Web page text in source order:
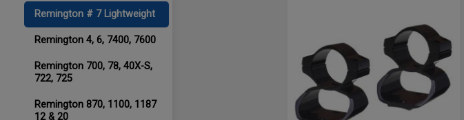
Remington # 7 Lightweight
Remington 4, 6, 7400, 7600
Remington 700, 78, 40X-S,
722, 725
Remington 870, 1100, 1187
12 & 20